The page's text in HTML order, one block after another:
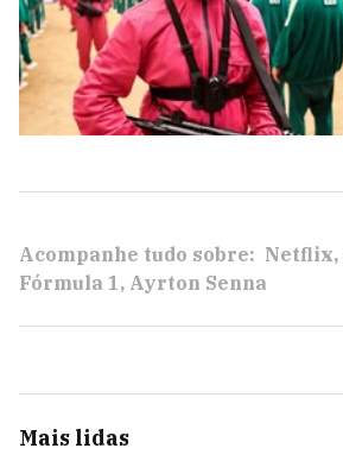
Acompanhe tudo sobre: Netflix
Fórmula 1 Ayrton Senna
Mais lidas